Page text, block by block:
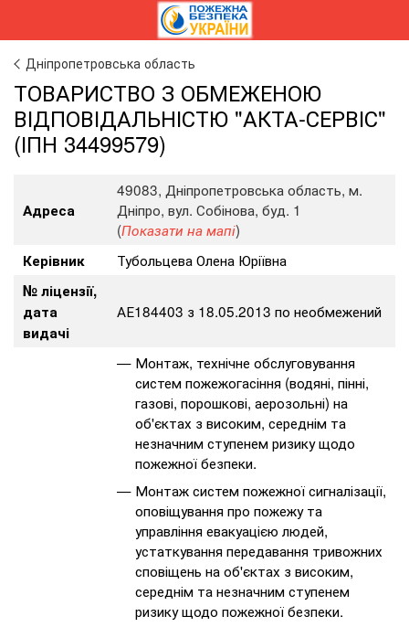
Дніпропетровська область
ТОВАРИСТВО З ОБМЕЖЕНОЮ
ВІДПОВІДАЛЬНІСТЮ "АКТА-СЕРВІС"
(ІПН 34499579)
Адреса
49083, Дніпропетровська область, м.
Дніпро, вул. Собінова, буд. 1
(Показати на мапі)
Керівник
Тубольцева Олена Юріївна
№ ліцензії,
дата
видачі
АЕ184403 з 18.05.2013 по необмежений
Монтаж, технічне обслуговування
систем пожежогасіння (водяні, пінні,
газові, порошкові, аерозольні) на
об'єктах з високим, середнім та
незначним ступенем ризику щодо
пожежної безпеки.
Монтаж систем пожежної сигналізації,
оповіщування про пожежу та
управління евакуацією людей,
устаткування передавання тривожних
сповіщень на об'єктах з високим,
середнім та незначним ступенем
ризику щодо пожежної безпеки.